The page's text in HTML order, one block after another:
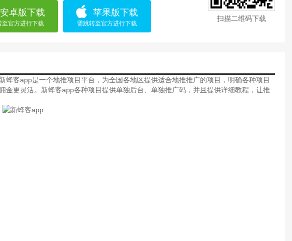
安卓版下载
至官方进行下载
苹果版下载
需跳转至官方进行下载
扫描二维码下载
蜂客app是一个地推项目平台，为全国各地区提供适合地推推广的项目，明确各种项目
金更灵活。新蜂客app各种项目提供单独后台、单独推广码，并且提供详细教程，让推